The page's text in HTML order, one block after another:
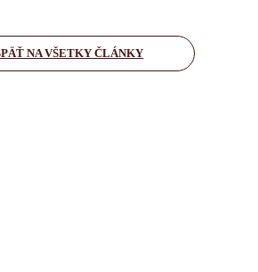
NA VŠETKY ČLÁNKY